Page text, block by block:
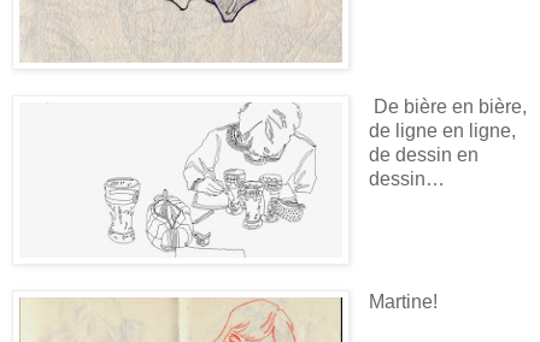
De bière en bière,
de ligne en ligne,
de dessin en
dessin…
Martine!